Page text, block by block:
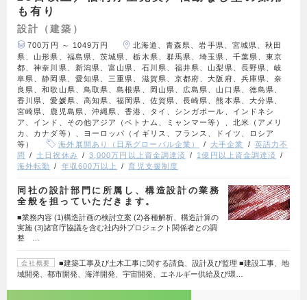
も有り
設計（建築）
700万円 ～ 1049万円
北海道、青森県、岩手県、宮城県、秋田
県、山形県、福島県、茨城県、栃木県、群馬県、埼玉県、千葉県、東京
都、神奈川県、新潟県、富山県、石川県、福井県、山梨県、長野県、岐
阜県、静岡県、愛知県、三重県、滋賀県、京都府、大阪府、兵庫県、奈
良県、和歌山県、鳥取県、島根県、岡山県、広島県、山口県、徳島県、
香川県、愛媛県、高知県、福岡県、佐賀県、長崎県、熊本県、大分県、
宮崎県、鹿児島県、沖縄県、香港、タイ、シンガポール、インドネシ
ア、インド、その他アジア（ベトナム、ミャンマー等）、北米（アメリ
カ、カナダ等）、ヨーロッパ（イギリス、フランス、ドイツ、ロシア
等）
海外展開あり（日系グローバル企業） 大手企業
英語力不
問
土日祝休み 3,000万円以上資金調達済
1億円以上資金調達済
海外転勤
年収600万以上 育児支援制度
同社の設計部門に所属し、構造設計の業務
全般を担っていただきます。
■業務内容 (1)構造計画の検討立案 (2)各種解析、構造計算の
実施 (3)諸官庁協議を含む社内外プロジェクト関係者との調
整 …
会社概要
■建築工事及び土木工事に関する請負、設計及び監理 ■建設工事、地
域開発、都市開発、海洋開発、宇宙開発、エネルギー供給及び環…